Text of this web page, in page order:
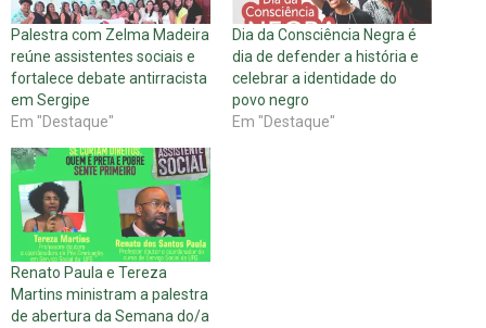
Palestra com Zelma Madeira
reúne assistentes sociais e
fortalece debate antirracista
em Sergipe
Em "Destaque"
Dia da Consciência Negra é
dia de defender a história e
celebrar a identidade do
povo negro
Em "Destaque"
Renato Paula e Tereza
Martins ministram a palestra
de abertura da Semana do/a